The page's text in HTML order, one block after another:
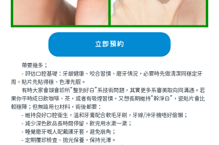
立即預約
帶要幾多；
- 評估口腔基礎：牙龈健康、咬合習慣、磨牙情況，必要時先做清潔同穩定牙
周，貼片先貼得穩、色澤先靓。
有時大家會誤會診所“整到好白”系技術問題，其實更多系審美取向同溝通。若
果你平時成日飲咖啡、茶，或者有吸煙習慣，又想長期維持“幹淨白”，瓷貼片會比
較穩陣；但無論用乜材料，術後都要：
- 維持良好口腔衛生，溫和牙膏配合軟毛牙刷，牙線/沖牙機唔好偷懶；
- 減少深色飲品長時間停留，飲完用水漱一漱；
- 睡覺磨牙嘅人配戴護牙套，避免崩角；
- 定期覆診檢查、抛光保養，保持光澤。